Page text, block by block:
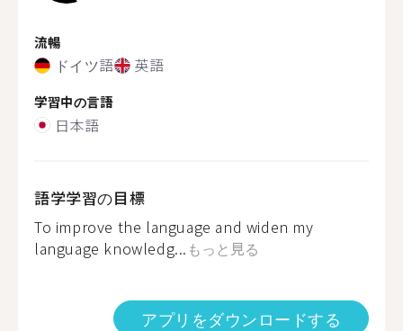
流暢
ドイツ語 英語
学習中の言語
日本語
語学学習の目標
To improve the language and widen my
language knowledg... もっと見る
アプリをダウンロードする